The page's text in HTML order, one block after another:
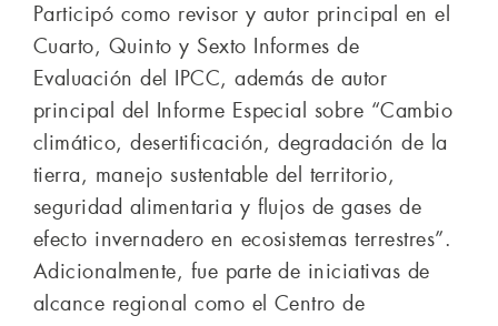
Participó como revisor y autor principal en el
Cuarto, Quinto y Sexto Informes de
Evaluación del IPCC, además de autor
principal del Informe Especial sobre “Cambio
climático, desertificación, degradación de la
tierra, manejo sustentable del territorio,
seguridad alimentaria y flujos de gases de
efecto invernadero en ecosistemas terrestres”.
Adicionalmente, fue parte de iniciativas de
alcance regional como el Centro de